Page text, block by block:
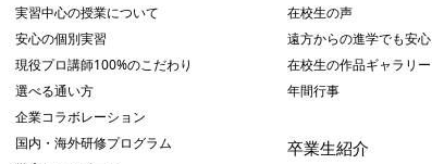
実習中心の授業について
安心の個別実習
現役プロ講師100%のこだわり
選べる通い方
企業コラボレーション
国内・海外研修プログラム
在校生の声
遠方からの進学でも安心
在校生の作品ギャラリー
年間行事
卒業生紹介